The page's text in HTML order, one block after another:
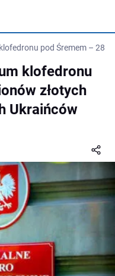
pod Śremem – 28
klofedronu
złotych
Ukraińców